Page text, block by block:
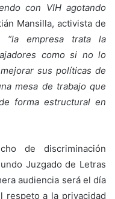
con VIH agotando
Mansilla, activista de
“la empresa trata la
como si no lo
sus políticas de
mesa de trabajo que
forma estructural en
de discriminación
Juzgado de Letras
audiencia será el día
respeto a la privacidad